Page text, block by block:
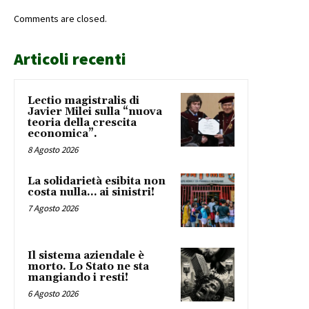
Comments are closed.
Articoli recenti
Lectio magistralis di
Javier Milei sulla “nuova
teoria della crescita
economica”.
8 Agosto 2026
La solidarietà esibita non
costa nulla… ai sinistri!
7 Agosto 2026
Il sistema aziendale è
morto. Lo Stato ne sta
mangiando i resti!
6 Agosto 2026